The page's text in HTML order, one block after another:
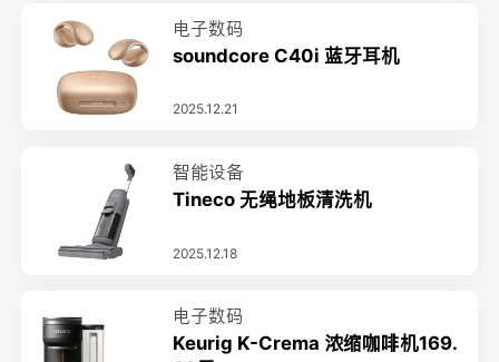
电子数码
soundcore C40i 蓝牙耳机
2025.12.21
智能设备
Tineco 无绳地板清洗机
2025.12.18
电子数码
Keurig K-Crema 浓缩咖啡机169.